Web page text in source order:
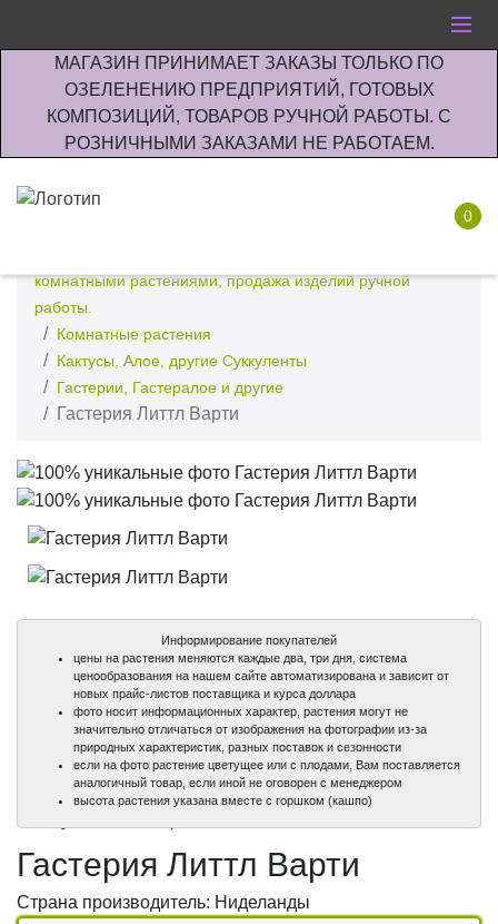
МАГАЗИН ПРИНИМАЕТ ЗАКАЗЫ ТОЛЬКО ПО
ОЗЕЛЕНЕНИЮ ПРЕДПРИЯТИЙ, ГОТОВЫХ
КОМПОЗИЦИЙ, ТОВАРОВ РУЧНОЙ РАБОТЫ. С
РОЗНИЧНЫМИ ЗАКАЗАМИ НЕ РАБОТАЕМ.
0
комнатными растениями, продажа изделий ручной
работы.
Комнатные растения
Кактусы, Алое, другие Суккуленты
Гастерии, Гастералое и другие
Гастерия Литтл Варти
100%
100%
Информирование покупателей
цены на растения меняются каждые два, три дня, система
ценообразования на нашем сайте автоматизирована и зависит от
новых прайс-листов поставщика и курса доллара
фото носит информационных характер, растения могут не
значительно отличаться от изображения на фотографии из-за
природных характеристик, разных поставок и сезонности
если на фото растение цветущее или с плодами, Вам поставляется
аналогичный товар, если иной не оговорен с менеджером
высота растения указана вместе с горшком (кашпо)
Гастерия Литтл Варти
Страна производитель: Ниделанды